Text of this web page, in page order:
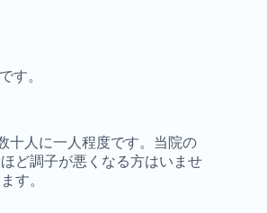
す。
十人に一人程度です。当院の
ど調子が悪くなる方はいませ
す。